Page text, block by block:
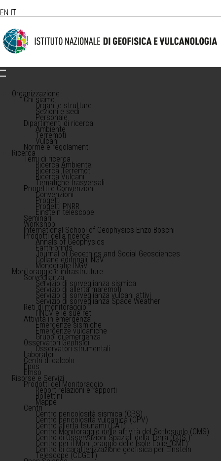
EN IT
Organizzazione
Chi siamo
Organi e strutture
Sezioni e sedi
Personale
Dipartimenti di ricerca
Ambiente
Terremoti
Vulcani
Norme e regolamenti
Ricerca
Temi di ricerca
Ricerca Ambiente
Ricerca Terremoti
Ricerca Vulcani
Tematiche trasversali
Progetti e Convenzioni
Convenzioni
Progetti
Progetti PNRR
Einstein telescope
Seminari
Workshop
International School of Geophysics Enzo Boschi
Prodotti della ricerca
Annals of Geophysics
Earth-prints
Journal of Geoethics and Social Geosciences
Collane editoriali INGV
Monografie INGV
Monitoraggio e infrastrutture
Sorveglianza
Servizio di sorveglianza sismica
Servizio di allerta maremoti
Servizio di sorveglianza vulcani attivi
Servizio di sorveglianza Space Weather
Reti di monitoraggio
l'INGV e le sue reti
Attività in emergenza
Emergenze sismiche
Emergenze vulcaniche
Gruppi di emergenza
Osservatori Geofisici
Osservatori strumentali
Laboratori
Centri di calcolo
Epos
Emso
Risorse e Servizi
Prodotti del Monitoraggio
Report relazioni e rapporti
Bollettini
Mappe
Centri
Centro pericolosità sismica (CPS)
Centro pericolosità vulcanica (CPV)
Centro allerta tsunami (CAT)
Centro Monitoraggio delle attività del Sottosuolo (CMS)
Centro di Osservazioni Spaziali della Terra (COS )
Centro per il Monitoraggio delle Isole Eolie (CME)
Centro di caratterizzazione geofisica per Einstein
Telescope (CCGET)